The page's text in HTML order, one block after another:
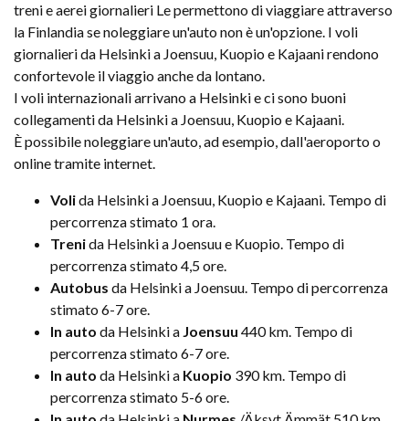
treni e aerei giornalieri Le permettono di viaggiare attraverso
la Finlandia se noleggiare un'auto non è un'opzione. I voli
giornalieri da Helsinki a Joensuu, Kuopio e Kajaani rendono
confortevole il viaggio anche da lontano.
I voli internazionali arrivano a Helsinki e ci sono buoni
collegamenti da Helsinki a Joensuu, Kuopio e Kajaani.
È possibile noleggiare un'auto, ad esempio, dall'aeroporto o
online tramite internet.
Volida Helsinki a Joensuu, Kuopio e Kajaani. Tempo di
percorrenza stimato 1 ora.
Trenida Helsinki a Joensuu e Kuopio. Tempo di
percorrenza stimato 4,5 ore.
Autobus da Helsinki a Joensuu. Tempo di percorrenza
stimato 6-7 ore.
In auto da Helsinki a Joensuu 440 km. Tempo di
percorrenza stimato 6-7 ore.
In auto da Helsinki a Kuopio 390 km. Tempo di
percorrenza stimato 5-6 ore.